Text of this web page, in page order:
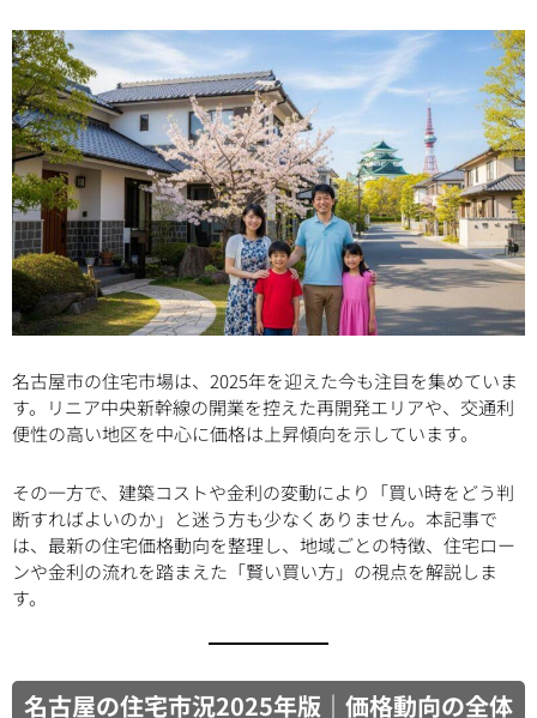
名古屋市の住宅市場は、2025年を迎えた今も注目を集めていま
す。リニア中央新幹線の開業を控えた再開発エリアや、交通利
便性の高い地区を中心に価格は上昇傾向を示しています。
その一方で、建築コストや金利の変動により「買い時をどう判
断すればよいのか」と迷う方も少なくありません。本記事で
は、最新の住宅価格動向を整理し、地域ごとの特徴、住宅ロー
ンや金利の流れを踏まえた「賢い買い方」の視点を解説しま
す。
名古屋の住宅市況2025年版｜価格動向の全体